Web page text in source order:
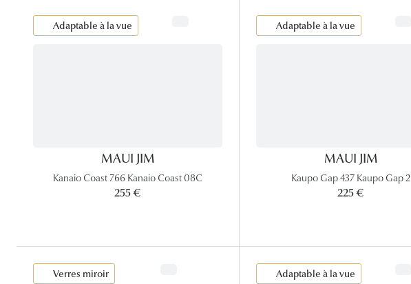
Adaptable à la vue
MAUI JIM
Kanaio Coast 766 Kanaio Coast 08C
255 €
Adaptable à la vue
MAUI JIM
Kaupo Gap 437 Kaupo Gap 2
225 €
Verres miroir Adaptable à la vue